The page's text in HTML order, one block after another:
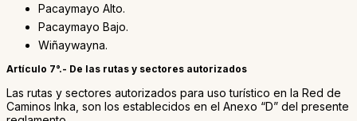
Pacaymayo Alto.
Pacaymayo Bajo.
Wiñaywayna.
Artículo 7°.- De las rutas y sectores autorizados
Las rutas y sectores autorizados para uso turístico en la Red de
Caminos Inka, son los establecidos en el Anexo “D” del presente